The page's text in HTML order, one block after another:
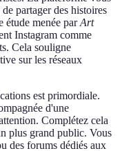
partager des histoires
étude menée parArt
Instagram comme
Cela souligne
sur les réseaux
est primordiale.
d'une
Complétez cela
plus grand public. Vous
des forums dédiés aux